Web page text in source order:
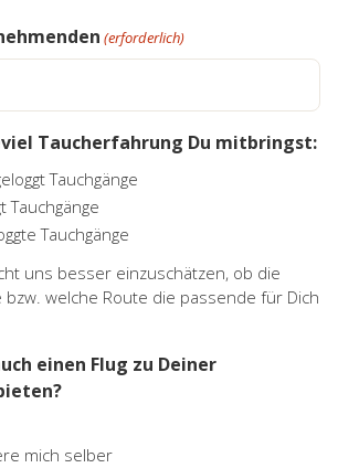
(erforderlich)
Taucherfahrung Du mitbringst:
Tauchgänge
Tauchgänge
Tauchgänge
uns besser einzuschätzen, ob die
bzw. welche Route die passende für Dich
einen Flug zu Deiner
mich selber